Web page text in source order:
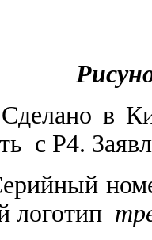
в
с Р4.
логотип